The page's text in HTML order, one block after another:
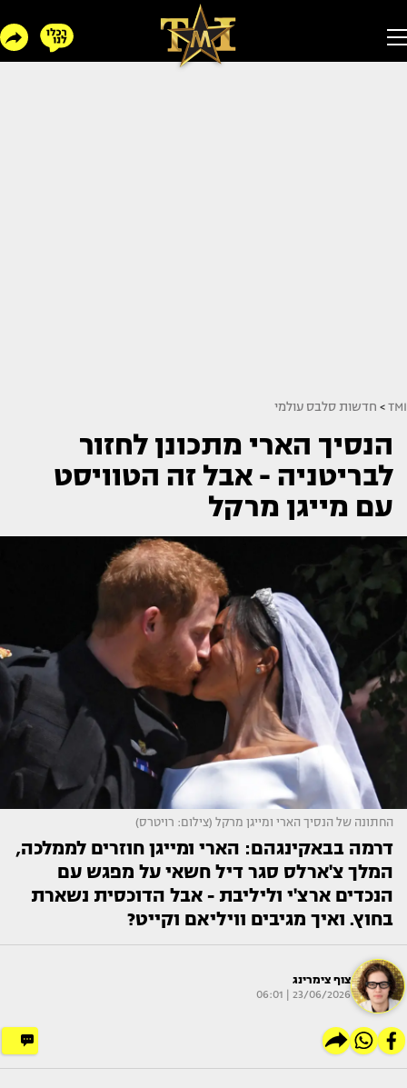
TMI
> חדשות סלבס עולמי
הנסיך הארי מתכונן לחזור
לבריטניה - אבל זה הטוויסט
עם מייגן מרקל
החתונה של הנסיך הארי ומייגן מרקל (צילום: רויטרס)
דרמה בבאקינגהם: הארי ומייגן חוזרים לממלכה,
המלך צ'ארלס סגר דיל חשאי על מפגש עם
הנכדים ארצ'י וליליבת - אבל הדוכסית נשארת
בחוץ. ואיך מגיבים וויליאם וקייט?
צוף צימרינג
23/06/2026 | 06:01